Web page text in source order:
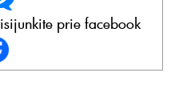
prie facebook